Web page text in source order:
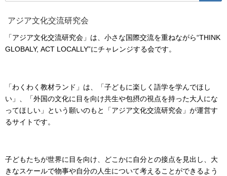
アジア文化交流研究会
「アジア文化交流研究会」は、小さな国際交流を重ねながら“THINK
GLOBALY, ACT LOCALLY”にチャレンジする会です。
「わくわく教材ランド」は、「子どもに楽しく語学を学んでほし
い」、「外国の文化に目を向け共生や包摂の視点を持った大人にな
ってほしい」という願いのもと「アジア文化交流研究会」が運営す
るサイトです。
子どもたちが世界に目を向け、どこかに自分との接点を見出し、大
きなスケールで物事や自分の人生について考えることができるよう